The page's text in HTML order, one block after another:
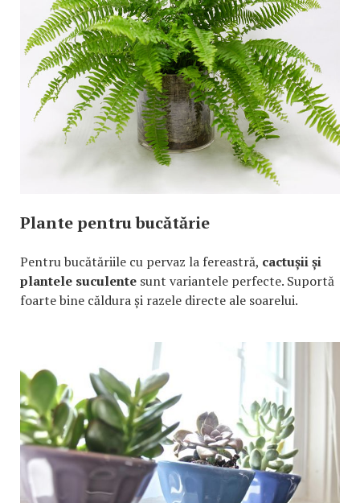
Plante pentru bucătărie
Pentru bucătăriile cu pervaz la fereastră, cactușii și
plantele suculente sunt variantele perfecte. Suportă
foarte bine căldura și razele directe ale soarelui.